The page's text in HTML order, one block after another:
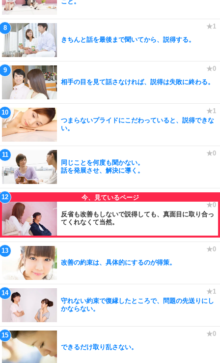
きちんと話を最後まで聞いてから、説得する。
相手の目を見て話さなければ、説得は失敗に終わる。
つまらないプライドにこだわっていると、説得できな
い。
同じことを何度も聞かない。
話を発展させ、解決に導く。
反省も改善もしないで説得しても、真面目に取り合っ
てくれなくて当然。
改善の約束は、具体的にするのが得策。
守れない約束で復縁したところで、問題の先送りにし
かならない。
できるだけ取り乱さない。